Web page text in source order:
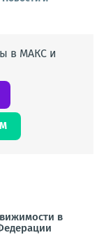
в МАКС и
в